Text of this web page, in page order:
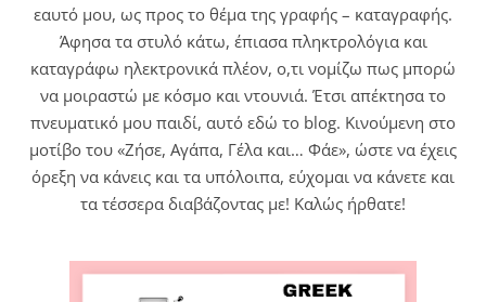
εαυτό μου, ως προς το θέμα της γραφής – καταγραφής.
Άφησα τα στυλό κάτω, έπιασα πληκτρολόγια και
καταγράφω ηλεκτρονικά πλέον, ο,τι νομίζω πως μπορώ
να μοιραστώ με κόσμο και ντουνιά. Έτσι απέκτησα το
πνευματικό μου παιδί, αυτό εδώ το blog. Κινούμενη στο
μοτίβο του «Ζήσε, Αγάπα, Γέλα και… Φάε», ώστε να έχεις
όρεξη να κάνεις και τα υπόλοιπα, εύχομαι να κάνετε και
τα τέσσερα διαβάζοντας με! Καλώς ήρθατε!